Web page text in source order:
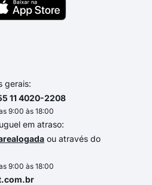
gerais:
11 4020-2208
9:00 às 18:00
em atraso:
ou através do
9:00 às 18:00